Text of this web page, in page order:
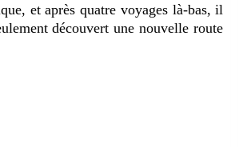
et après quatre voyages là-bas, il
découvert une nouvelle route